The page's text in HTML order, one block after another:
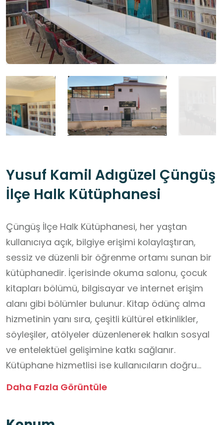
Yusuf Kamil Adıgüzel Çüngüş
İlçe Halk Kütüphanesi
Çüngüş İlçe Halk Kütüphanesi, her yaştan
kullanıcıya açık, bilgiye erişimi kolaylaştıran,
sessiz ve düzenli bir öğrenme ortamı sunan bir
kütüphanedir. İçerisinde okuma salonu, çocuk
kitapları bölümü, bilgisayar ve internet erişim
alanı gibi bölümler bulunur. Kitap ödünç alma
hizmetinin yanı sıra, çeşitli kültürel etkinlikler,
söyleşiler, atölyeler düzenlenerek halkın sosyal
ve entelektüel gelişimine katkı sağlanır.
Kütüphane hizmetlisi ise kullanıcıların doğru
bilgiye ulaşmasında, kitap ve kaynak
Daha Fazla Görüntüle